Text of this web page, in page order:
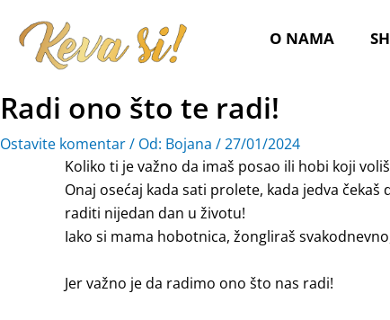
sadržaj
O NAMA
Radi ono što te radi!
Ostavite komentar/ Od: Bojana /27/01/2024
Koliko ti je važno da imaš posao ili hobi koji
Onaj osećaj kada sati prolete, kada jedva
raditi nijedan dan u životu!
Iako si mama hobotnica, žongliraš
Jer važno je da radimo ono što nas radi!